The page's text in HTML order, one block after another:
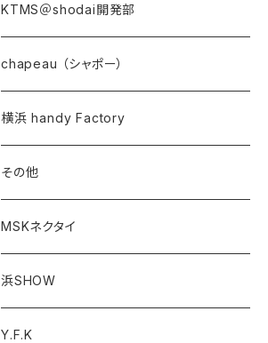
KTMS＠shodai開発部
chapeau （シャポー）
横浜 handy Factory
その他
MSKネクタイ
浜SHOW
Y.F.K